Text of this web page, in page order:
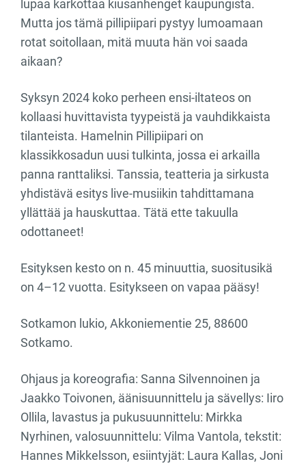
lupaa karkottaa kiusanhenget kaupungista.
Mutta jos tämä pillipiipari pystyy lumoamaan
rotat soitollaan, mitä muuta hän voi saada
aikaan?
Syksyn 2024 koko perheen ensi-iltateos on
kollaasi huvittavista tyypeistä ja vauhdikkaista
tilanteista. Hamelnin Pillipiipari on
klassikkosadun uusi tulkinta, jossa ei arkailla
panna ranttaliksi. Tanssia, teatteria ja sirkusta
yhdistävä esitys live-musiikin tahdittamana
yllättää ja hauskuttaa. Tätä ette takuulla
odottaneet!
Esityksen kesto on n. 45 minuuttia, suositusikä
on 4–12 vuotta. Esitykseen on vapaa pääsy!
Sotkamon lukio, Akkoniementie 25, 88600
Sotkamo.
Ohjaus ja koreografia: Sanna Silvennoinen ja
Jaakko Toivonen, äänisuunnittelu ja sävellys: Iiro
Ollila, lavastus ja pukusuunnittelu: Mirkka
Nyrhinen, valosuunnittelu: Vilma Vantola, tekstit:
Hannes Mikkelsson, esiintyjät: Laura Kallas, Joni